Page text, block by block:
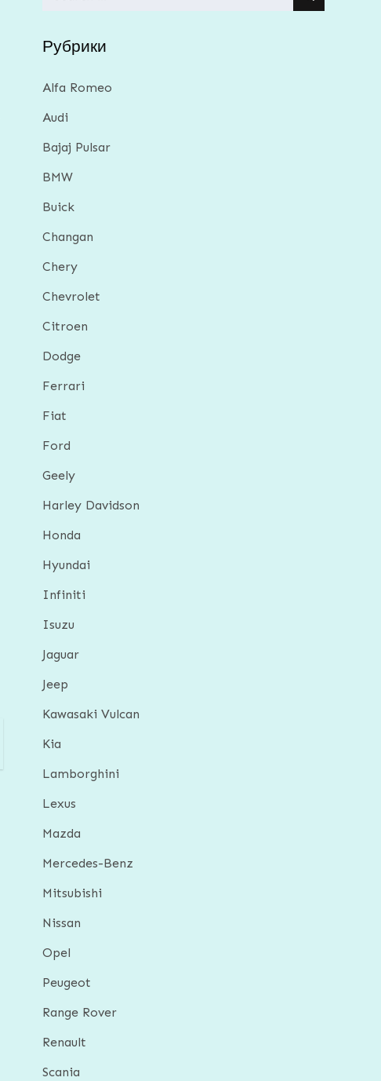
Рубрики
Alfa Romeo
Audi
Bajaj Pulsar
BMW
Buick
Changan
Chery
Chevrolet
Citroen
Dodge
Ferrari
Fiat
Ford
Geely
Harley Davidson
Honda
Hyundai
Infiniti
Isuzu
Jaguar
Jeep
Kawasaki Vulcan
Kia
Lamborghini
Lexus
Mazda
Mercedes-Benz
Mitsubishi
Nissan
Opel
Peugeot
Range Rover
Renault
Scania